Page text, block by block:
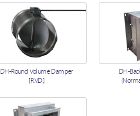
DH-Round Volume Damper
[R.V.D.]
DH-